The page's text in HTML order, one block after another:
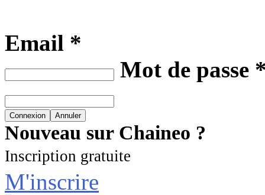
Email *
Mot de passe
Nouveau sur Chaineo ?
Inscription gratuite
M'inscrire